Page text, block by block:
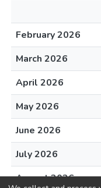
February 2026
March 2026
April 2026
May 2026
June 2026
July 2026
August 2026